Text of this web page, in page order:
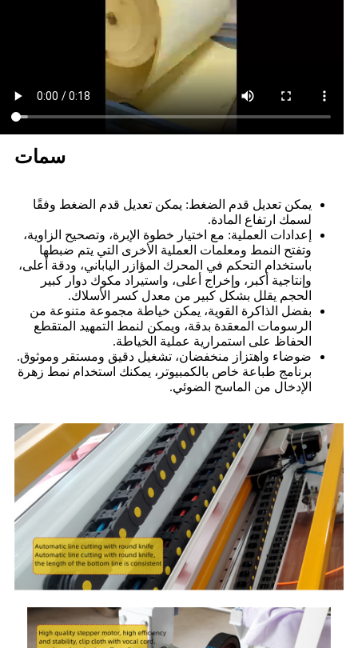
سمات
يمكن تعديل قدم الضغط: يمكن تعديل قدم الضغط وفقًا
لسمك ارتفاع المادة.
إعدادات العملية: مع اختيار خطوة الإبرة، وتصحيح الزاوية،
وتفتح النمط ومعلمات العملية الأخرى التي يتم ضبطها
باستخدام التحكم في المحرك المؤازر الياباني، ودقة أعلى،
وإنتاجية أكبر، وإخراج أعلى، واستيراد مكوك دوار كبير
الحجم يقلل بشكل كبير من معدل كسر الأسلاك.
بفضل الذاكرة القوية، يمكن خياطة مجموعة متنوعة من
الرسومات المعقدة بدقة، ويمكن لنمط التمهيد المتقطع
الحفاظ على استمرارية عملية الخياطة.
ضوضاء واهتزاز منخفضان، تشغيل دقيق ومستقر وموثوق.
برنامج طباعة خاص بالكمبيوتر، يمكنك استخدام نمط زهرة
الإدخال من الماسح الضوئي.